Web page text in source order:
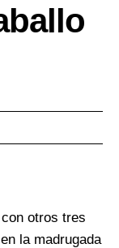
otros tres
la madrugada